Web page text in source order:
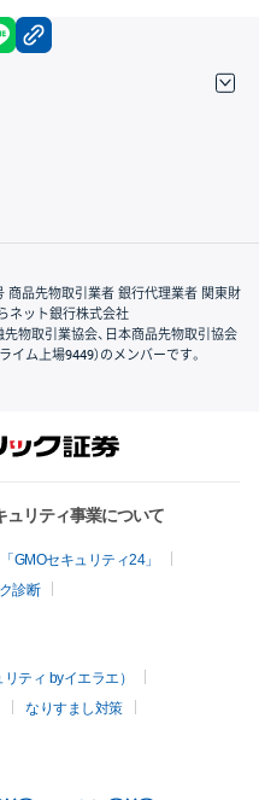
facebook
商品先物取引業者 銀行代理業者 関東財
ネット銀行株式会社
物取引業協会、日本商品先物取引協会
ム上場9449）のメンバーです。
ュリティ事業について
GMOセキュリティ24」
診断
ティ byイエラエ）
なりすまし対策